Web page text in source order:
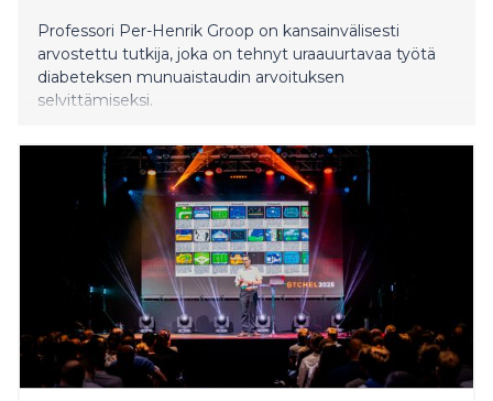
Professori Per-Henrik Groop on kansainvälisesti
arvostettu tutkija, joka on tehnyt uraauurtavaa työtä
diabeteksen munuaistaudin arvoituksen
selvittämiseksi.